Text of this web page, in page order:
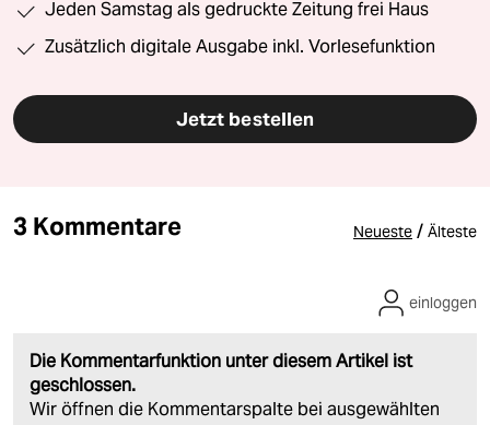
Jeden Samstag als gedruckte Zeitung frei Haus
Zusätzlich digitale Ausgabe inkl. Vorlesefunktion
Jetzt bestellen
3 Kommentare Neueste / Älteste
Die Kommentarfunktion unter diesem Artikel ist
geschlossen.
Wir öffnen die Kommentarspalte bei ausgewählten
einloggen